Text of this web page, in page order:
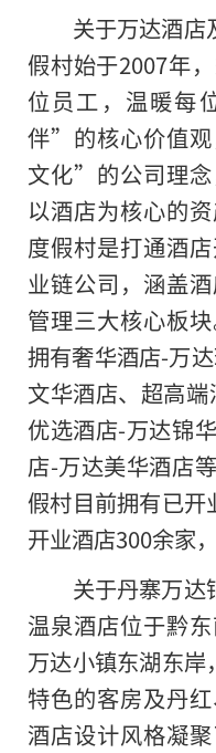
关于万达酒
假村始于2007年
位员工，温暖每
伴”的核心价值
文化”的公司理念
以酒店为核心的
度假村是打通酒
业链公司，涵盖
管理三大核心板
拥有奢华酒店-万
文华酒店、超高
优选酒店-万达锦
店-万达美华酒店
假村目前拥有已开
开业酒店300余家
关于丹寨万
温泉酒店位于黔
万达小镇东湖东
特色的客房及丹
酒店设计风格凝